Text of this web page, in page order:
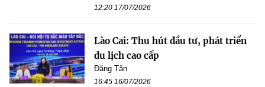
12:20 17/07/2026
Lào Cai: Thu hút đầu tư, phát triển
du lịch cao cấp
Đăng Tân
16:45 16/07/2026